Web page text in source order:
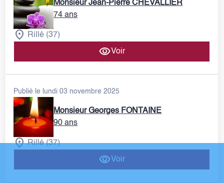
Monsieur Jean-Pierre CHEVALLIER
74 ans
Rillé (37)
Voir
Publié le lundi 03 novembre 2025
Monsieur Georges FONTAINE
90 ans
Rillé (37)
Voir